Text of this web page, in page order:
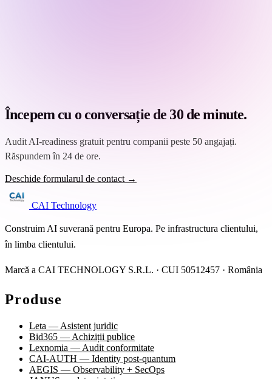
Începem cu o conversație de 30 de minute.
Audit AI-readiness gratuit pentru companii peste 50 angajați.
Răspundem în 24 de ore.
Deschide formularul de contact →
CAI Technology
Construim AI suverană pentru Europa. Pe infrastructura clientului,
în limba clientului.
Marcă a CAI TECHNOLOGY S.R.L. · CUI 50512457 · România
Produse
Leta — Asistent juridic
Bid365 — Achiziții publice
Lexnomia — Audit conformitate
CAI-AUTH — Identity post-quantum
AEGIS — Observability + SecOps